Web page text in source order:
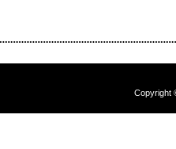
Copyright